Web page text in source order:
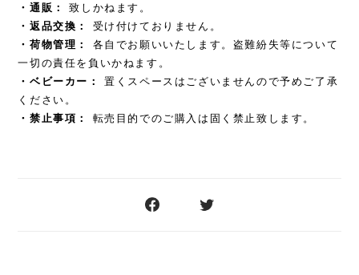
・ 通販：
致しかねます。
・ 返品交換：
受け付けておりません。
・ 荷物管理：
各自でお願いいたします。盗難紛失等について
一切の責任を負いかねます。
・ ベビーカー：
置くスペースはございませんので予めご了承
ください。
・ 禁止事項： 転売目的でのご購入は固く禁止致します。